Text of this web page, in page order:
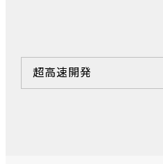
超高速開発